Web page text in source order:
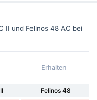
II und Felinos 48 AC bei
Erhalten
Felinos 48